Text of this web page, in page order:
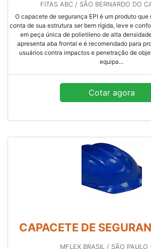
FITAS ABC / SÃO BERNARDO DO
O capacete de segurança EPI é um produto
conta de sua estrutura ser bem rígida, leve e
em peça única de polietileno de alta
apresenta aba frontal e é recomendado para
usuários contra impactos e penetração de
equipa...
Cotar agora
CAPACETE DE
MFLEX BRASIL / SÃO PAULO